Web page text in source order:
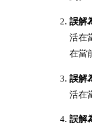
誤解
活在
在當
誤解
活在
誤解